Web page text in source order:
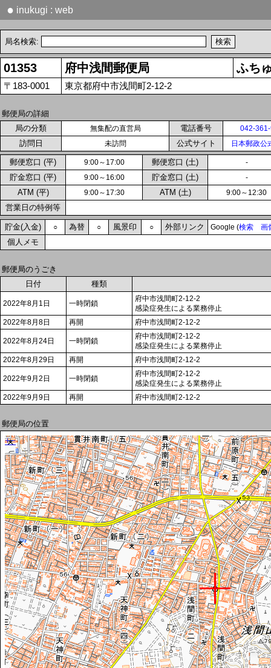
● inukugi : web
局名検索:
01353 府中浅間郵便局 ふち
〒183-0001 東京都府中市浅間町2-12-2
郵便局の詳細
局の分類
無集配の直営局 電話番号 042-
訪問日 未訪問 公式サイト 日本郵政公
郵便窓口 (平) 9:00～17:00 郵便窓口 (土) -
貯金窓口 (平) 9:00～16:00 貯金窓口 (土) -
ATM (平) 9:00～17:30 ATM (土) 9:00～12:30
営業日の特例等
貯金(入金) ○ 為替 ○ 風景印 ○ 外部リンク Google (検索 画
個人メモ
郵便局のうごき
日付
種類
2022年8月1日 一時閉鎖
府中市浅間町2-12-2
感染症発生による業務停止
2022年8月8日
再開 府中市浅間町2-12-2
2022年8月24日 一時閉鎖
府中市浅間町2-12-2
感染症発生による業務停止
2022年8月29日
再開 府中市浅間町2-12-2
2022年9月2日 一時閉鎖
府中市浅間町2-12-2
感染症発生による業務停止
2022年9月9日
再開 府中市浅間町2-12-2
郵便局の位置